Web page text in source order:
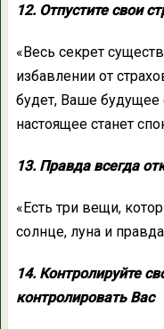
12. Отпустите свои
«Весь секрет
избавлении от
будет, Ваше будущее
настоящее станет
13. Правда всегда
«Есть три вещи,
солнце, луна и
14. Контролируйте
контролировать Вас